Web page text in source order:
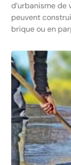
d’urbanisme de
peuvent
brique ou en